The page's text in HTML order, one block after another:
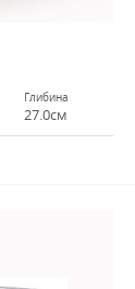
Глибина
27.0см